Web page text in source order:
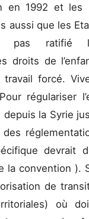
en 1992 et les
aussi que les
pas ratifié
droits de
forcé.
régulariser
la Syrie
devrait
la convention ).
de
où